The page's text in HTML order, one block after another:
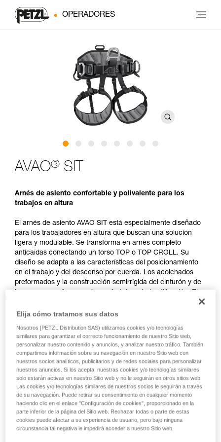
OPERADORES
AVAO® SIT
Arnés de asiento confortable y polivalente para los
trabajos en altura
El arnés de asiento AVAO SIT está especialmente diseñado
para los trabajadores en altura que buscan una solución
ligera y modulable. Se transforma en arnés completo
anticaídas conectando un torso TOP o TOP CROLL. Su
diseño se adapta a las características del posicionamiento
en el trabajo y del descenso por cuerda. Los acolchados
preformados y la construcción semirrígida del cinturón y de
las perneras, ofrecen más confort durante la utilización. El
sus anillos portamaterial y sus trabillas portaherramientas,
de trabajo. Por último, la regulación es simple y rápida
gracias a las hebillas autobloqueantes DOUBLEBACK.
Elija cómo tratamos sus datos
Nosotros [PETZL Distribution SAS) utilizamos cookies y/o tecnologías
similares para garantizar el correcto funcionamiento de nuestro Sitio web,
personalizar nuestro contenido y anuncios, y analizar nuestro tráfico. También
compartimos información sobre su navegación en nuestro Sitio web con
nuestros socios analíticos, publicitarios y de redes sociales para personalizar
nuestros anuncios. Si los acepta, nuestras cookies y/o tecnologías similares
solo estarán activas en nuestro Sitio web y no le seguirán en otros sitios web.
Las cookies y/o tecnologías similares de nuestros socios le seguirán a través
de su navegación. Puede retirar su consentimiento en cualquier momento
haciendo clic en el enlace "Configuración de cookies", proporcionado en la
parte inferior de la página del Sitio web. Rechazar todas o parte de estas
cookies puede afectar a su experiencia de usuario, pero bajo ninguna
circunstancia tal negativa le impedirá acceder a nuestro Sitio web.